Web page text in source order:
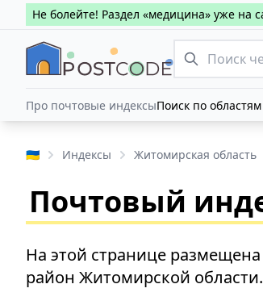
Не болейте! Раздел «медицина» уже на
Про почтовые индексыПоиск по областям
🇺🇦 Индексы Житомирская область
Почтовый
На этой странице
район Житомирской области.